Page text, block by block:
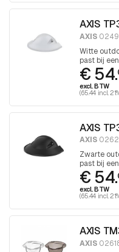
AXIS
AXIS
Witte
past bij
€
excl. BTW
(65.44 incl.
AXIS
AXIS
Zwarte
past bij
€
excl. BTW
(65.44 incl.
AXIS
AXIS